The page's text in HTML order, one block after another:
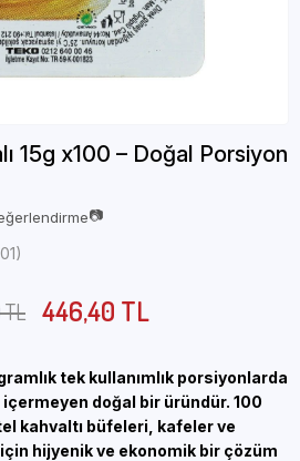
15g x100 – Doğal Porsiyon
📷
446,40 TL
tek kullanımlık porsiyonlarda
doğal bir üründür. 100
kahvaltı büfeleri, kafeler ve
hijyenik ve ekonomik bir çözüm